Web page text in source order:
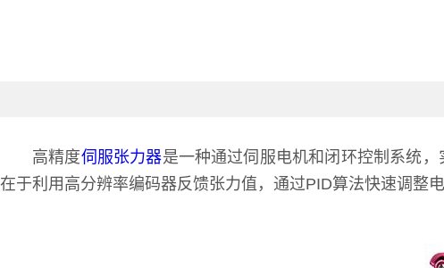
高精度伺服张力器是一种通过伺服电机和闭环控制系统
在于利用高分辨率编码器反馈张力值，通过PID算法快速调整